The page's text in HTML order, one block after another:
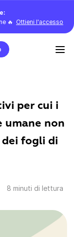
🔥 Ottieni l'accesso
per cui i
umane non
dei fogli di
8 minuti di lettura